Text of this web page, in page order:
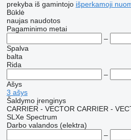
prekyba iš gamintojo išperkamoji
Būklė
naujas naudotos
Pagaminimo metai
–
Spalva
balta
Rida
–
Ašys
3 ašys
Šaldymo įrenginys
CARRIER - VECTOR CARRIER -
SLXe Spectrum
Darbo valandos (elektra)
–